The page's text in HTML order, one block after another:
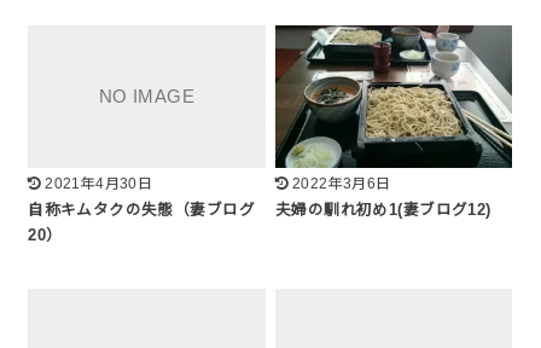
2021年4月30日
自称キムタクの失態（妻ブログ
20）
2022年3月6日
夫婦の馴れ初め1(妻ブログ12)